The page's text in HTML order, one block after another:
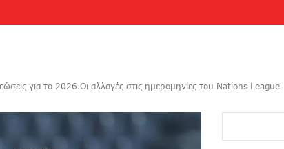
για το 2026.Oι αλλαγές στις ημερομηνίες του Nations League